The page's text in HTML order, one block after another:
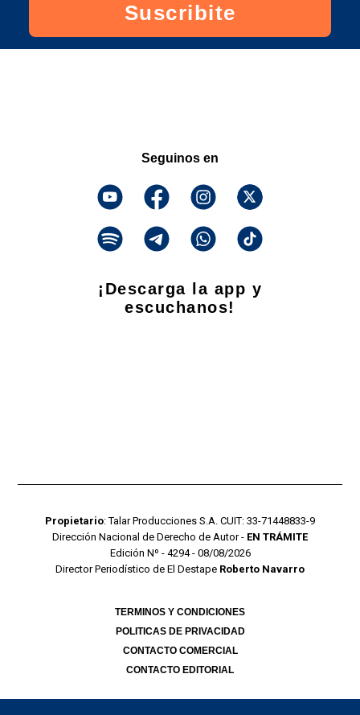
Suscribite
Seguinos en
¡Descarga la app y
escuchanos!
Propietario: Talar Producciones S.A. CUIT: 33-71448833-9
Dirección Nacional de Derecho de Autor - EN TRÁMITE
Edición Nº - 4294 - 08/08/2026
Director Periodístico de El Destape Roberto Navarro
TERMINOS Y CONDICIONES
POLITICAS DE PRIVACIDAD
CONTACTO COMERCIAL
CONTACTO EDITORIAL